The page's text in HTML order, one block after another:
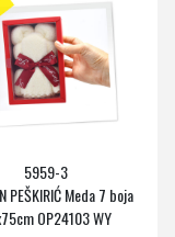
5959-3
PEŠKIRIĆ Meda 7 boja
OP24103 WY